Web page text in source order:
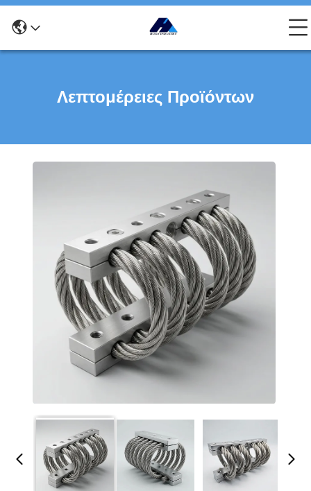
Λεπτομέρειες Προϊόντων